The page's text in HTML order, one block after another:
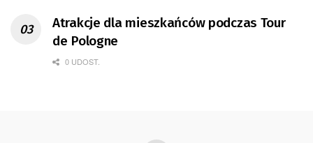
Atrakcje dla mieszkańców podczas Tour
de Pologne
0 UDOST.